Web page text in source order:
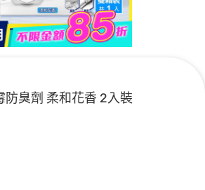
防臭劑 柔和花香 2入裝